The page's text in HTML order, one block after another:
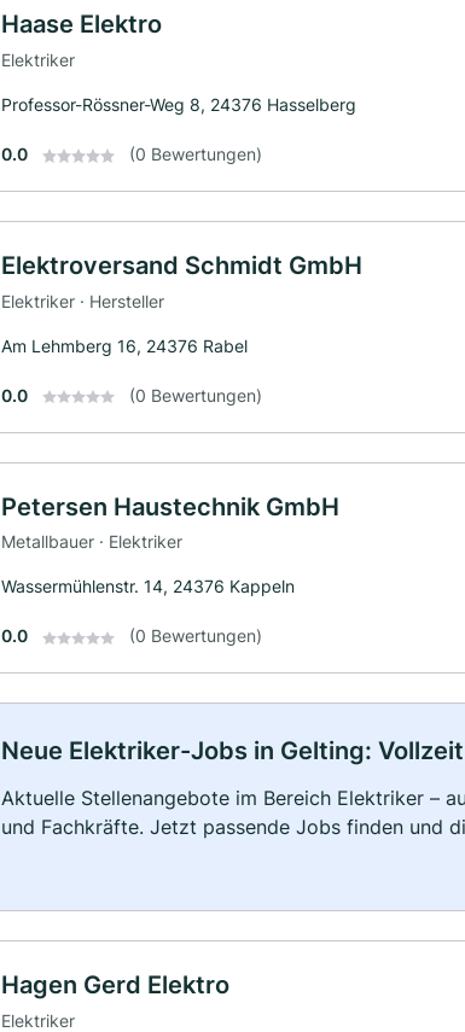
Haase Elektro
Elektriker
Professor-Rössner-Weg 8, 24376 Hasselberg
0.0 (0 Bewertungen)
Elektroversand Schmidt GmbH
Elektriker · Hersteller
Am Lehmberg 16, 24376 Rabel
0.0 (0 Bewertungen)
Petersen Haustechnik GmbH
Metallbauer · Elektriker
Wassermühlenstr. 14, 24376 Kappeln
0.0 (0 Bewertungen)
Neue Elektriker-Jobs in Gelting:
Aktuelle Stellenangebote im Bereich Elektriker –
und Fachkräfte. Jetzt passende Jobs finden und
Hagen Gerd Elektro
Elektriker